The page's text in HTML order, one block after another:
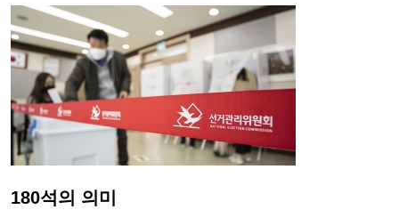
180석의 의미